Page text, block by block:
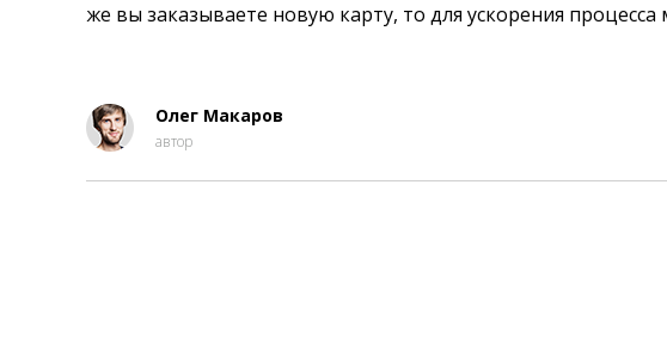
же вы заказываете новую карту, то для ускорения
Олег Макаров
автор